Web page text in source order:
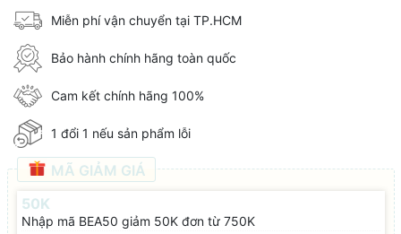
Miễn phí vận chuyển tại TP.HCM
Bảo hành chính hãng toàn quốc
Cam kết chính hãng 100%
1 đổi 1 nếu sản phẩm lỗi
MÃ GIẢM GIÁ
50K
Nhập mã BEA50 giảm 50K đơn từ 750K